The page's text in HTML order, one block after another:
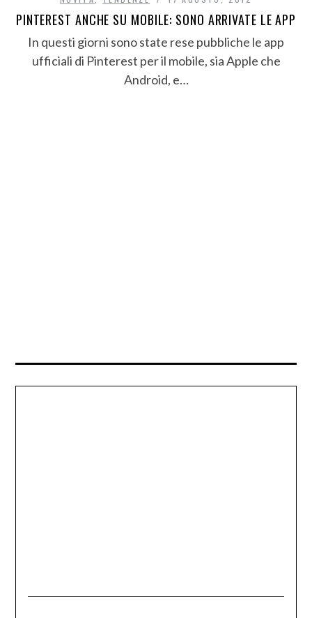
PINTEREST ANCHE SU MOBILE: SONO ARRIVATE LE APP
In questi giorni sono state rese pubbliche le app
ufficiali di Pinterest per il mobile, sia Apple che
Android, e…